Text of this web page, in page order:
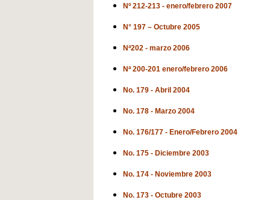
Nº 212-213 - enero/febrero 2007
N° 197 – Octubre 2005
Nª202 - marzo 2006
Nª 200-201 enero/febrero 2006
No. 179 - Abril 2004
No. 178 - Marzo 2004
No. 176/177 - Enero/Febrero 2004
No. 175 - Diciembre 2003
No. 174 - Noviembre 2003
No. 173 - Octubre 2003